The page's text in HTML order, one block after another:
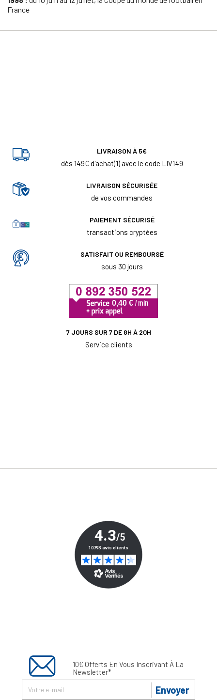
France
LIVRAISON À 5€
dès 149€ d'achat(1) avec le code LIV149
LIVRAISON SÉCURISÉE
de vos commandes
PAIEMENT SÉCURISÉ
transactions cryptées
SATISFAIT OU REMBOURSÉ
sous 30 jours
7 JOURS SUR 7 DE 8H À 20H
Service clients
10€ Offerts En Vous Inscrivant À La
Newsletter*
Envoyer